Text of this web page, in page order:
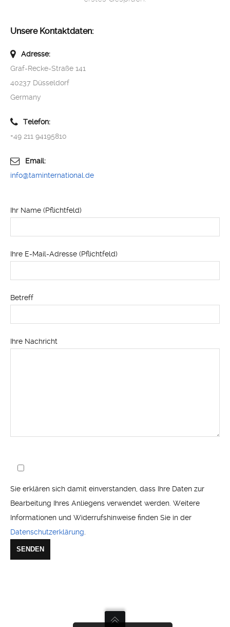
Unsere Kontaktdaten:
Adresse:
Graf-Recke-Straße 141
40237 Düsseldorf
Germany
Telefon:
+49 211 94195810
Email:
info@taminternational.de
Ihr Name (Pflichtfeld)
Ihre E-Mail-Adresse (Pflichtfeld)
Betreff
Ihre Nachricht
Sie erklären sich damit einverstanden, dass Ihre Daten zur
Bearbeitung Ihres Anliegens verwendet werden. Weitere
Informationen und Widerrufshinweise finden Sie in der
Datenschutzerklärung